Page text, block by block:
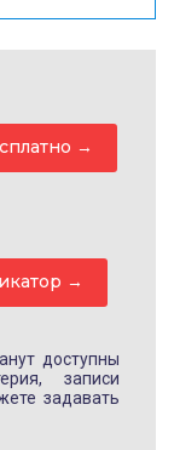
→
→
доступны
записи
задавать